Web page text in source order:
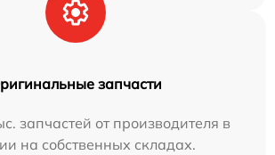
запчасти
запчастей от производителя в
на собственных складах.